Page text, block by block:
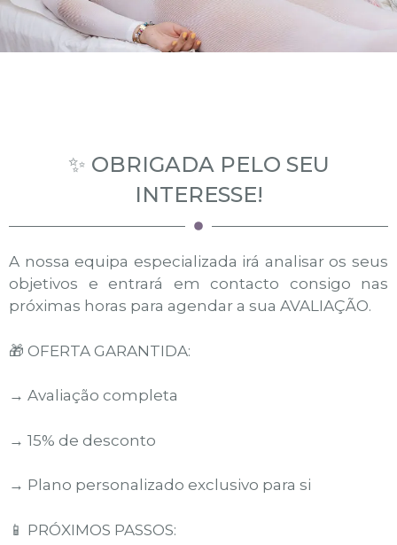
✨ OBRIGADA PELO SEU
INTERESSE!
A nossa equipa especializada irá analisar os seus
objetivos e entrará em contacto consigo nas
próximas horas para agendar a sua AVALIAÇÃO.
🎁 OFERTA GARANTIDA:
→ Avaliação completa
→ 15% de desconto
→ Plano personalizado exclusivo para si
📱 PRÓXIMOS PASSOS: